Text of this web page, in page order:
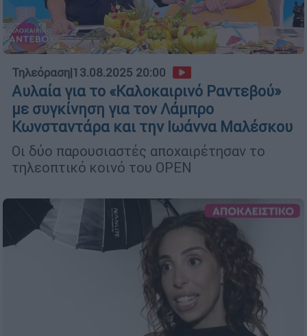
Τηλεόραση|13.08.2025 20:00
Αυλαία για το «Καλοκαιρινό Ραντεβού»
με συγκίνηση για τον Λάμπρο
Κωνσταντάρα και την Ιωάννα Μαλέσκου
Οι δύο παρουσιαστές αποχαιρέτησαν το
τηλεοπτικό κοινό του OPEN